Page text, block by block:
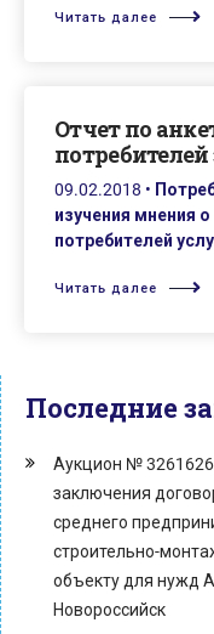
Читать далее
Oтчет по
потребителей
09.02.2018 •
изучения мнения
потребителей
Читать далее
Последние
Аукцион №
заключения
среднего
строительно-
объекту для нужд
Новороссийск